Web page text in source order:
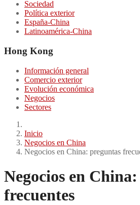
Sociedad
Política exterior
España-China
Latinoamérica-China
Hong Kong
Información general
Comercio exterior
Evolución económica
Negocios
Sectores
Inicio
Negocios en China
Negocios en China: preguntas
Negocios en
frecuentes